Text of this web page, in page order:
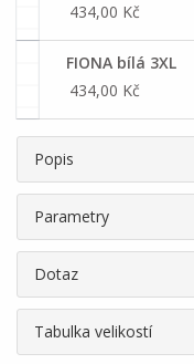
434,00 Kč
FIONA bílá 3XL
434,00 Kč
Popis
Parametry
Dotaz
Tabulka velikostí